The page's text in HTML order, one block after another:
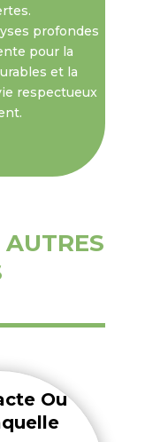
profondes
pour la
et la
respectueux
Ou